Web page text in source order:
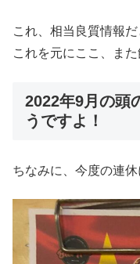
これ、相当良質情報だ
これを元にここ、ま
2022年9月の頭
うですよ！
ちなみに、今度の連